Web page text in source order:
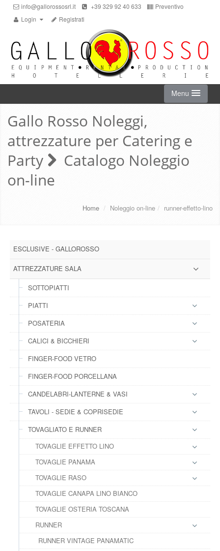
info@gallorossosrl.it +39 329 92 40 633
Preventivo
Login
Registrati
Menu
HOME
NOLEGGIO ON-LINE
CHI SIAMO
CONTATTI
FAQs
REGISTRATI
Gallo Rosso Noleggi,
attrezzature per Catering e
Party
Catalogo Noleggio
on-line
Home / Noleggio on-line / runner-effetto-lino
ESCLUSIVE - GALLOROSSO
ATTREZZATURE SALA
SOTTOPIATTI
PIATTI
POSATERIA
CALICI & BICCHIERI
FINGER-FOOD VETRO
FINGER-FOOD PORCELLANA
CANDELABRI-LANTERNE & VASI
TAVOLI - SEDIE & COPRISEDIE
TOVAGLIATO E RUNNER
TOVAGLIE EFFETTO LINO
TOVAGLIE PANAMA
TOVAGLIE RASO
TOVAGLIE CANAPA LINO BIANCO
TOVAGLIE OSTERIA TOSCANA
RUNNER
RUNNER VINTAGE PANAMATIC